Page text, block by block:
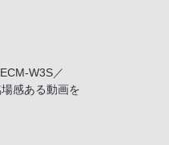
W3S／
感ある動画を